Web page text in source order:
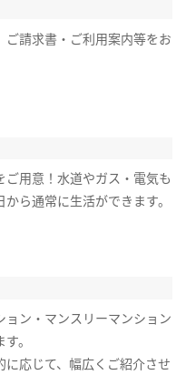
ご請求書・ご利用案内等をお
ご用意！水道やガス・電気も
ら通常に生活ができます。
ョン・マンスリーマンション
。
に応じて、幅広くご紹介させ